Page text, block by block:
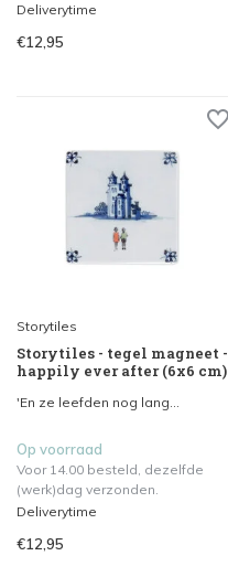
Deliverytime
€12,95
Storytiles
Storytiles - tegel magneet -
happily ever after (6x6 cm)
'En ze leefden nog lang...
Op voorraad
Voor 14.00 besteld, dezelfde
(werk)dag verzonden.
Deliverytime
€12,95